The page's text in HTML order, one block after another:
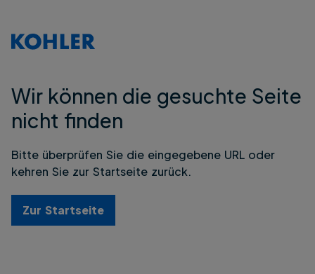
Wir können die gesuchte Seite
nicht finden
Bitte überprüfen Sie die eingegebene URL oder
kehren Sie zur Startseite zurück.
Zur Startseite